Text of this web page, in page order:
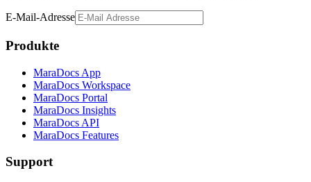
E-Mail-Adresse
Produkte
MaraDocs App
MaraDocs Workspace
MaraDocs Portal
MaraDocs Insights
MaraDocs API
MaraDocs Features
Support